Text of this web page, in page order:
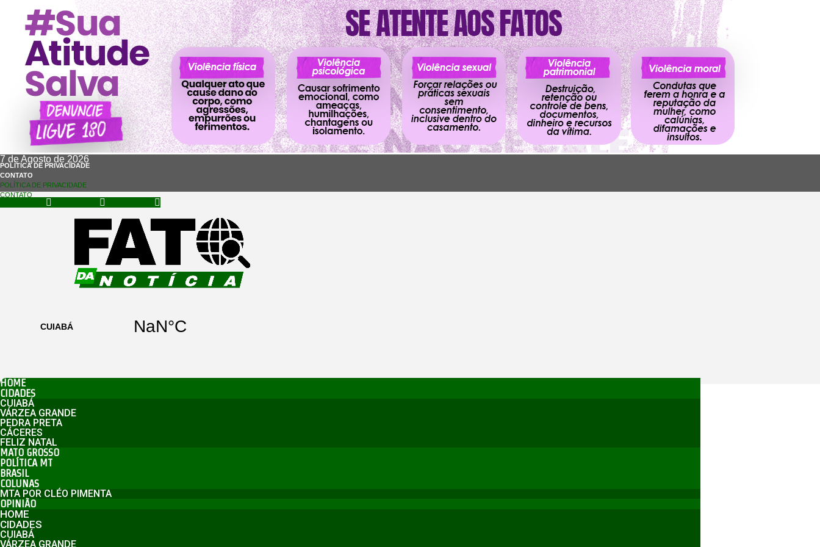
7 de Agosto de 2026
POLÍTICA DE PRIVACIDADE
CONTATO
POLÍTICA DE PRIVACIDADE
CONTATO
HOME
CIDADES
CUIABÁ
VÁRZEA GRANDE
PEDRA PRETA
CÁCERES
FELIZ NATAL
MATO GROSSO
POLÍTICA MT
BRASIL
COLUNAS
MTA POR CLÉO PIMENTA
OPINIÃO
HOME
CIDADES
CUIABÁ
VÁRZEA GRANDE